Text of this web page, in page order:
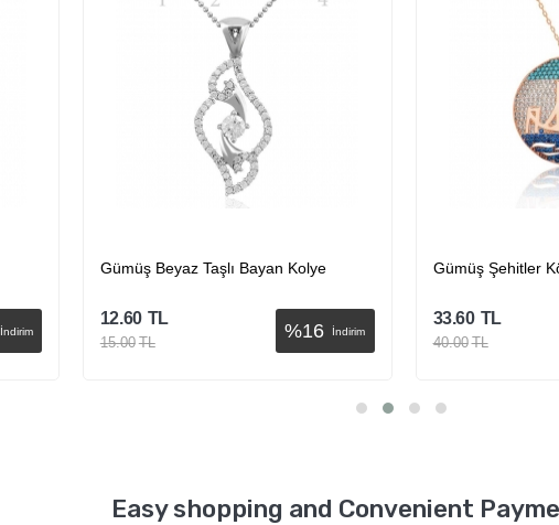
İndirim
Gümüş Beyaz Taşlı Bayan Kolye
%16 İndirim
12.60 TL
15.00 TL
Gümüş Şehitler
33.60 TL
40.00 TL
Easy shopping and Convenient